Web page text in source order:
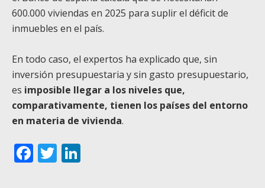
600.000 viviendas en 2025 para suplir el déficit de
inmuebles en el país.
En todo caso, el expertos ha explicado que, sin
inversión presupuestaria y sin gasto presupuestario,
es imposible llegar a los niveles que,
comparativamente, tienen los países del entorno
en materia de vivienda.
Facebook
Twitter